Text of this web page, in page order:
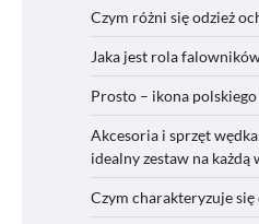
Czym różni się odzież
Jaka jest rola
Prosto – ikona
Akcesoria i sprzęt
idealny zestaw na każdą
Czym charakteryzuje się